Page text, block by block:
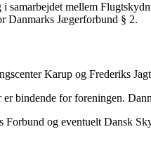
mellem
Danmarks Jægerforbund § 2.
Karup og Frederiks
bindende for foreningen.
og eventuelt Dansk